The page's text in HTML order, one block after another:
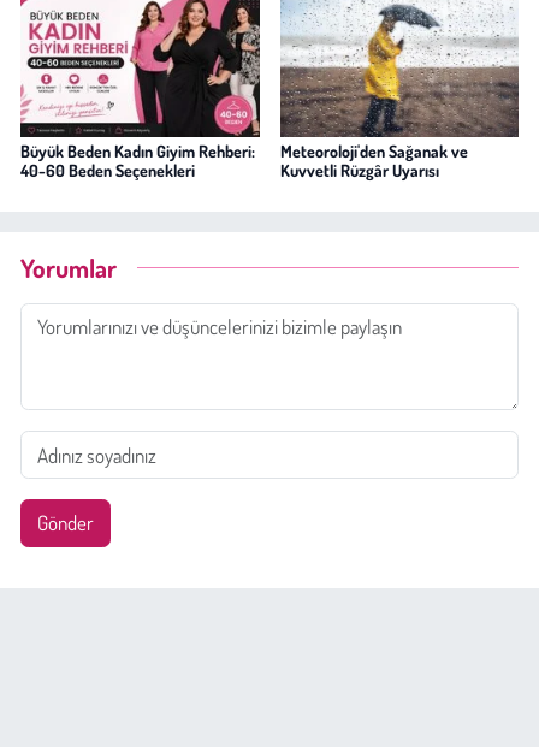
Büyük Beden Kadın Giyim Rehberi:
40-60 Beden Seçenekleri
Meteoroloji'den Sağanak ve
Kuvvetli Rüzgâr Uyarısı
Yorumlar
Gönder